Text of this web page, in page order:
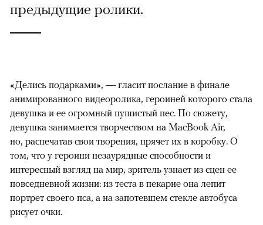
предыдущие ролики.
«Делись подарками», — гласит послание в финале
анимированного видеоролика, героиней которого стала
девушка и ее огромный пушистый пес. По сюжету,
девушка занимается творчеством на MacBook Air,
но, распечатав свои творения, прячет их в коробку. О
том, что у героини незаурядные способности и
интересный взгляд на мир, зритель узнает из сцен ее
повседневной жизни: из теста в пекарне она лепит
портрет своего пса, а на запотевшем стекле автобуса
рисует очки.